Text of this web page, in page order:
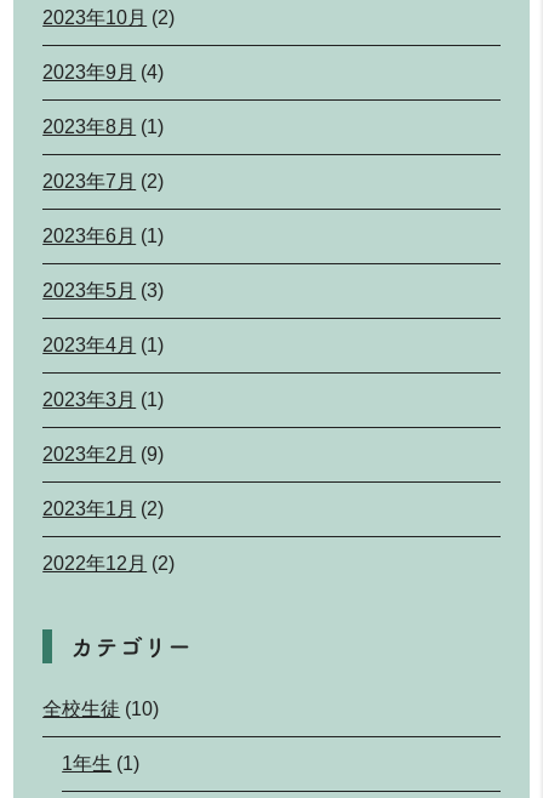
2023年10月 (2)
2023年9月 (4)
2023年8月 (1)
2023年7月 (2)
2023年6月 (1)
2023年5月 (3)
2023年4月 (1)
2023年3月 (1)
2023年2月 (9)
2023年1月 (2)
2022年12月 (2)
カテゴリー
全校生徒 (10)
1年生 (1)